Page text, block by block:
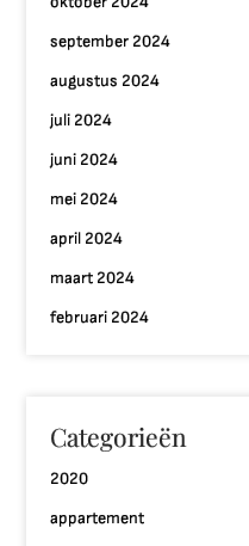
september 2024
augustus 2024
juli 2024
juni 2024
mei 2024
april 2024
maart 2024
februari 2024
Categorieën
2020
appartement